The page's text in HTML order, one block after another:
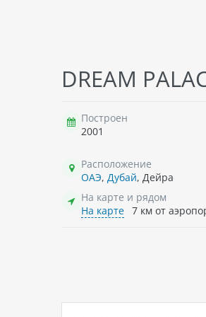
DREAM
Построен
2001
Расположение
ОАЭ, Дубай, Дейра
На карте и рядом
На карте 7 км от